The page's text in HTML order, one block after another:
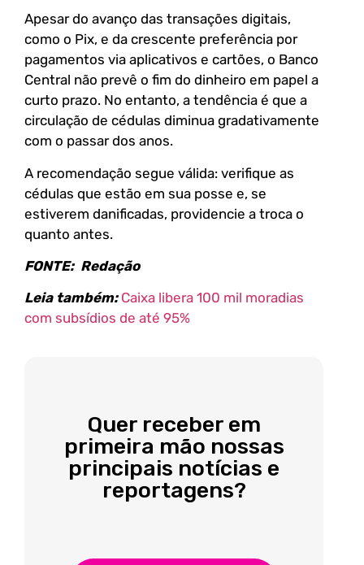
Apesar do avanço das transações digitais,
como o Pix, e da crescente preferência por
pagamentos via aplicativos e cartões, o Banco
Central não prevê o fim do dinheiro em papel a
curto prazo. No entanto, a tendência é que a
circulação de cédulas diminua gradativamente
com o passar dos anos.
A recomendação segue válida: verifique as
cédulas que estão em sua posse e, se
estiverem danificadas, providencie a troca o
quanto antes.
FONTE: Redação
Leia também: Caixa libera 100 mil moradias
com subsídios de até 95%
Quer receber em
primeira mão nossas
principais notícias e
reportagens?